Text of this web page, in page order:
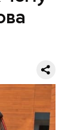
блогера
о
крупном